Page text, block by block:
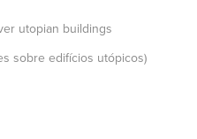
utopian buildings
sobre edifícios utópicos)